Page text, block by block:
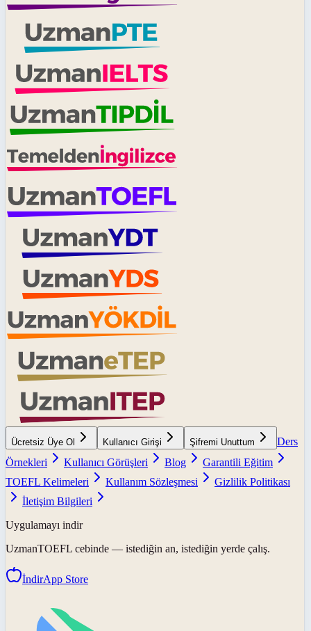
Ücretsiz Üye Ol Kullanıcı Girişi Şifremi Unuttum
Ders
Örnekleri
Kullanıcı Görüşleri Blog
Garantili Eğitim
TOEFL Kelimeleri
Kullanım Sözleşmesi
Gizlilik Politikası
İletişim Bilgileri
Uygulamayı indir
UzmanTOEFL cebinde — istediğin an, istediğin yerde çalış.
İndirApp Store